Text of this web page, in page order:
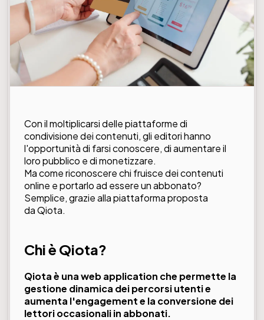
Con il moltiplicarsi delle piattaforme di
condivisione dei contenuti, gli editori hanno
l'opportunità di farsi conoscere, di aumentare il
loro pubblico e di monetizzare.
Ma come riconoscere chi fruisce dei contenuti
online e portarlo ad essere un abbonato?
Semplice, grazie alla piattaforma proposta
daQiota.
Chi è Qiota?
Qiota è una web application che permette la
gestione dinamica dei percorsi utenti e
aumenta l'engagement e la conversione dei
lettori occasionali in abbonati.